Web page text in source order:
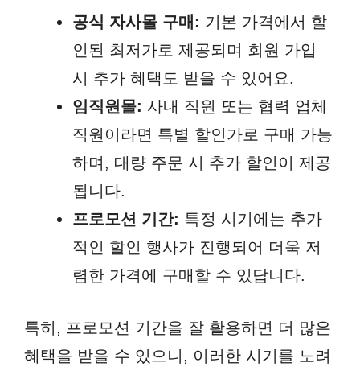
공식 자사몰 구매: 기본 가격에서 할
인된 최저가로 제공되며 회원 가입
시 추가 혜택도 받을 수 있어요.
임직원몰: 사내 직원 또는 협력 업체
직원이라면 특별 할인가로 구매 가능
하며, 대량 주문 시 추가 할인이 제공
됩니다.
프로모션 기간: 특정 시기에는 추가
적인 할인 행사가 진행되어 더욱 저
렴한 가격에 구매할 수 있답니다.
특히, 프로모션 기간을 잘 활용하면 더 많은
혜택을 받을 수 있으니, 이러한 시기를 노려